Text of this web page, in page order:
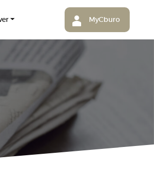
MyCburo